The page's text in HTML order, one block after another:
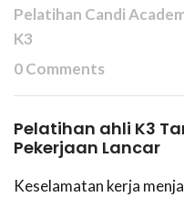
Pelatihan Candi
K3
0 Comments
Pelatihan ahli K3
Pekerjaan Lancar
Keselamatan kerja